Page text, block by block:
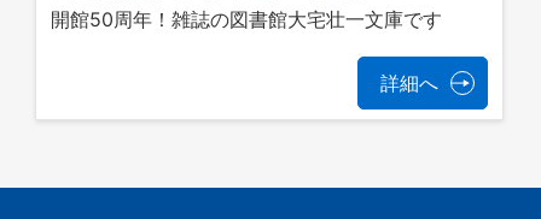
開館50周年！雑誌の図書館大宅壮一文庫です
詳細へ